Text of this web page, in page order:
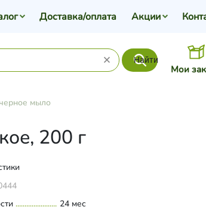
Найти
Мои
Доставка/оплата Акции
мыло
200 г
24 мес